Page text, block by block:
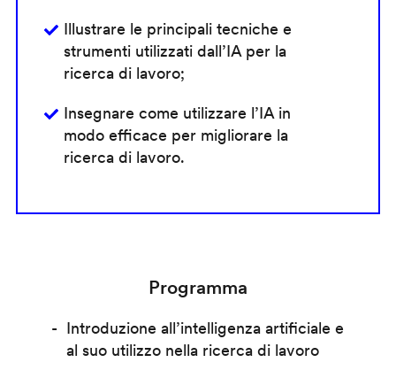
Illustrare le principali tecniche e
strumenti utilizzati dall’IA per la
ricerca di lavoro;
Insegnare come utilizzare l’IA in
modo efficace per migliorare la
ricerca di lavoro.
Programma
Introduzione all’intelligenza artificiale e
al suo utilizzo nella ricerca di lavoro